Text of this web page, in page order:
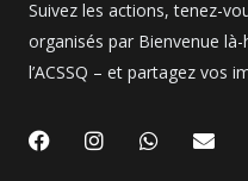
Suivez les actions, tenez-
organisés par Bienvenue
l’ACSSQ – et partagez vos
F
a
I
n
W
h
E